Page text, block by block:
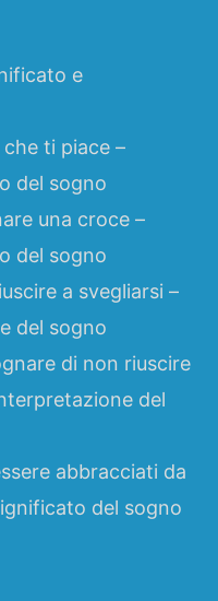
e
ti piace –
del sogno
una croce –
del sogno
a svegliarsi –
del sogno
di non riuscire
del
abbracciati da
del sogno